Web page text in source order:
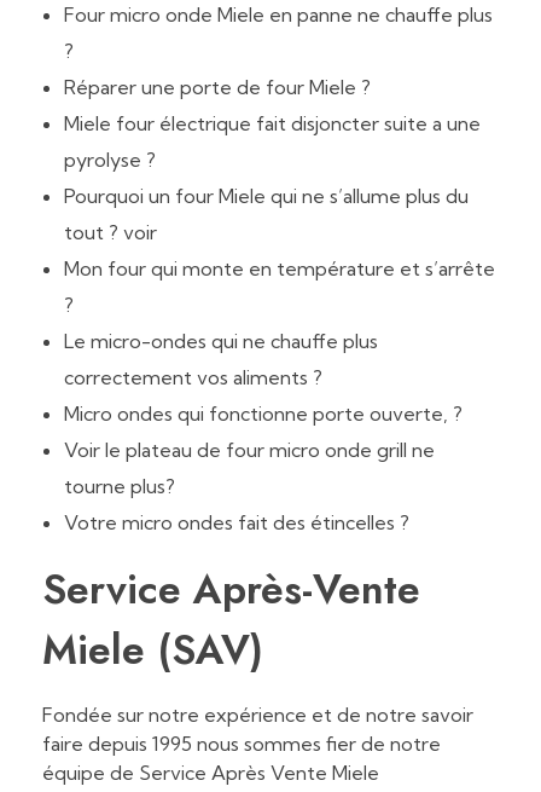
Four micro onde Miele en panne ne chauffe plus
?
Réparer une porte de four Miele ?
Miele four électrique fait disjoncter suite a une
pyrolyse ?
Pourquoi un four Miele qui ne s’allume plus du
tout ? voir
Mon four qui monte en température et s’arrête
?
Le micro-ondes qui ne chauffe plus
correctement vos aliments ?
Micro ondes qui fonctionne porte ouverte, ?
Voir le plateau de four micro onde grill ne
tourne plus?
Votre micro ondes fait des étincelles ?
Service Après-Vente
Miele (SAV)
Fondée sur notre expérience et de notre savoir
faire depuis 1995 nous sommes fier de notre
équipe de Service Après Vente Miele